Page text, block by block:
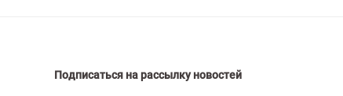
Подписаться на рассылку новостей